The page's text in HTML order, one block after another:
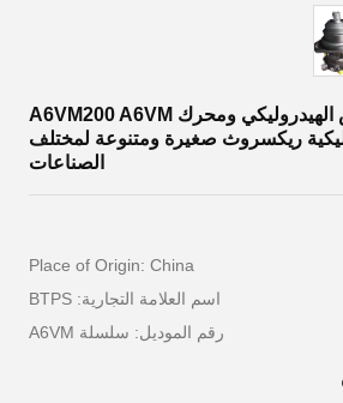
مضخة المكبس الهيدروليكي ومحرك A6VM200 A6VM
ريكسروث صغيرة ومتنوعة لمختلف
الصناعات
Place of Origin: China
اسم العلامة التجارية: BTPS
رقم الموديل: سلسلة A6VM